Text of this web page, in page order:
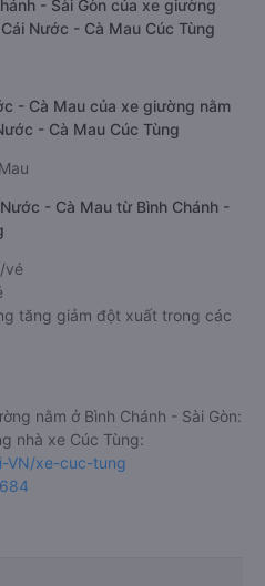
- Sài Gòn của xe giường
Nước - Cà Mau Cúc Tùng
- Cà Mau của xe giường nằm
- Cà Mau Cúc Tùng
- Cà Mau từ Bình Chánh -
vé
tăng giảm đột xuất trong các
nằm ở Bình Chánh - Sài Gòn:
nhà xe Cúc Tùng:
VN/xe-cuc-tung